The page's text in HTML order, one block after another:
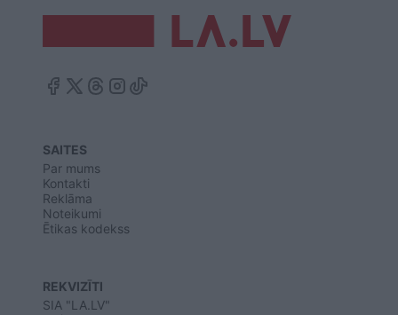
SAITES
Par mums
Kontakti
Reklāma
Noteikumi
Ētikas kodekss
REKVIZĪTI
SIA "LA.LV"